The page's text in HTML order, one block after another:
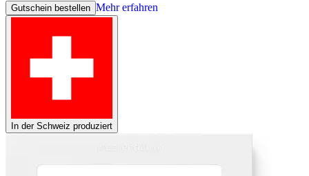
Gutschein bestellen Mehr erfahren
In der Schweiz produziert